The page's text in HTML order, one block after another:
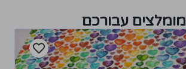
מומלצים עבורכם